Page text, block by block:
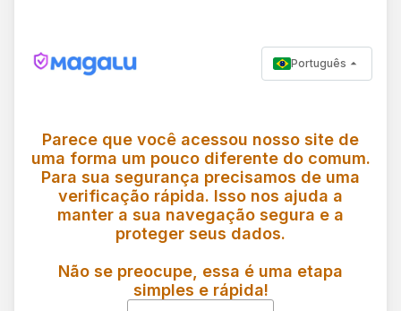
Português
Parece que você acessou nosso site de
uma forma um pouco diferente do comum.
Para sua segurança precisamos de uma
verificação rápida. Isso nos ajuda a
manter a sua navegação segura e a
proteger seus dados.
Não se preocupe, essa é uma etapa
simples e rápida!